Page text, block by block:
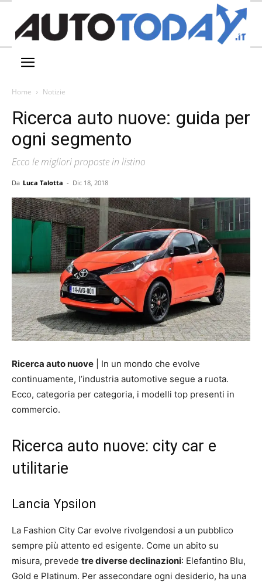
Home Notizie
Ricerca auto nuove: guida per
ogni segmento
Ecco le migliori proposte in listino
Da Luca Talotta - Dic 18, 2018
Ricerca auto nuove | In un mondo che evolve
continuamente, l’industria automotive segue a ruota.
Ecco, categoria per categoria, i modelli top presenti in
commercio.
Ricerca auto nuove: city car e
utilitarie
Lancia Ypsilon
La Fashion City Car evolve rivolgendosi a un pubblico
sempre più attento ed esigente. Come un abito su
misura, prevede tre diverse declinazioni: Elefantino Blu,
Gold e Platinum. Per assecondare ogni desiderio, ha una